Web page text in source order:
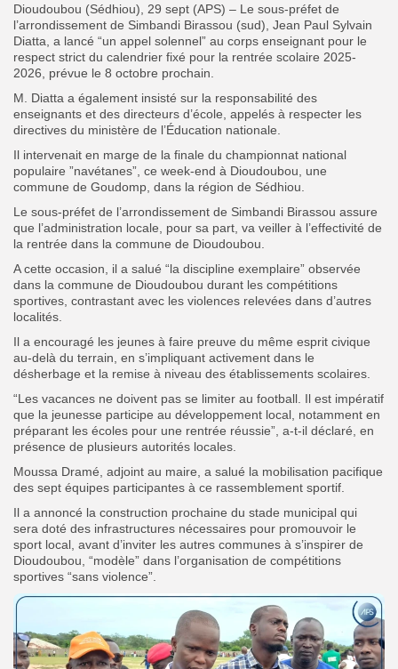
for:
Button
FR
Dioudoubou (Sédhiou), 29 sept (APS) – Le sous-préfet de
l’arrondissement de Simbandi Birassou (sud), Jean Paul Sylvain
Diatta, a lancé “un appel solennel” au corps enseignant pour le
respect strict du calendrier fixé pour la rentrée scolaire 2025-
2026, prévue le 8 octobre prochain.
M. Diatta a également insisté sur la responsabilité des
enseignants et des directeurs d’école, appelés à respecter les
directives du ministère de l’Éducation nationale.
Il intervenait en marge de la finale du championnat national
populaire ”navétanes”, ce week-end à Dioudoubou, une
commune de Goudomp, dans la région de Sédhiou.
Le sous-préfet de l’arrondissement de Simbandi Birassou assure
que l’administration locale, pour sa part, va veiller à l’effectivité de
la rentrée dans la commune de Dioudoubou.
A cette occasion, il a salué “la discipline exemplaire” observée
dans la commune de Dioudoubou durant les compétitions
sportives, contrastant avec les violences relevées dans d’autres
localités.
Il a encouragé les jeunes à faire preuve du même esprit civique
au-delà du terrain, en s’impliquant activement dans le
désherbage et la remise à niveau des établissements scolaires.
“Les vacances ne doivent pas se limiter au football. Il est impératif
que la jeunesse participe au développement local, notamment en
préparant les écoles pour une rentrée réussie”, a-t-il déclaré, en
présence de plusieurs autorités locales.
Moussa Dramé, adjoint au maire, a salué la mobilisation pacifique
des sept équipes participantes à ce rassemblement sportif.
Il a annoncé la construction prochaine du stade municipal qui
sera doté des infrastructures nécessaires pour promouvoir le
sport local, avant d’inviter les autres communes à s’inspirer de
Dioudoubou, “modèle” dans l’organisation de compétitions
sportives “sans violence”.